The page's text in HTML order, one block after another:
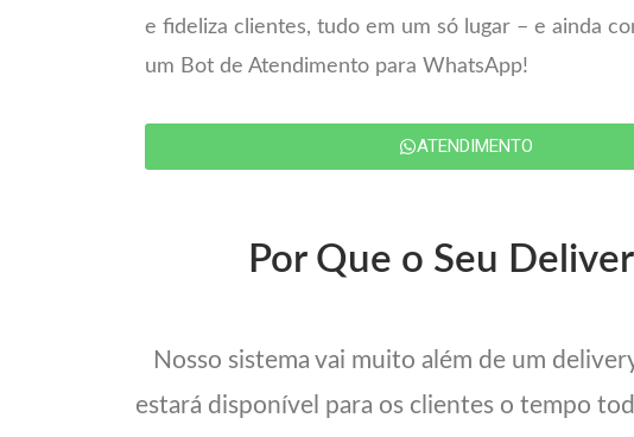
e fideliza clientes, tudo em um só lugar – e ainda
um Bot de Atendimento para WhatsApp!
ATENDIMENTO
Por Que o Seu
Nosso sistema vai muito além de um
estará disponível para os clientes o tempo